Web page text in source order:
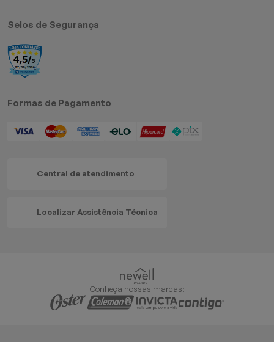
Selos de Segurança
Formas de Pagamento
Central de atendimento
Localizar Assistência Técnica
Conheça nossas marcas: